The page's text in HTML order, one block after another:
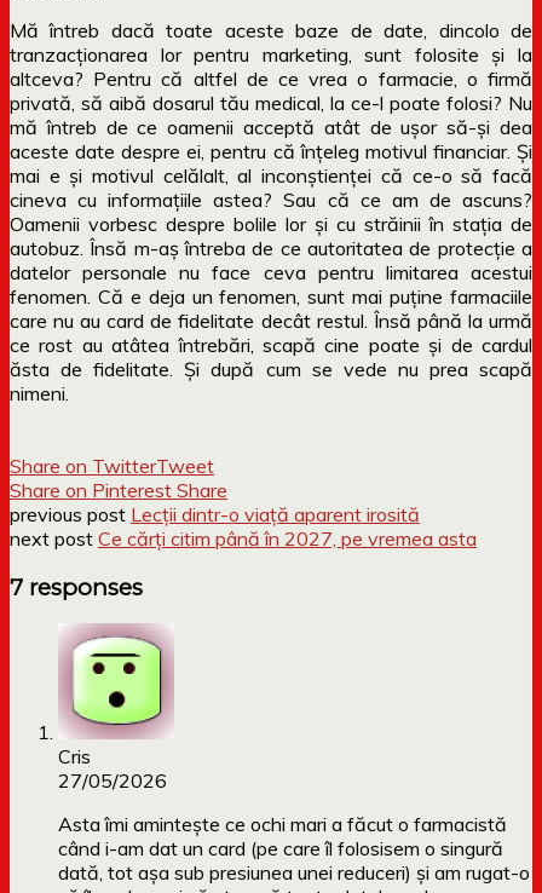
Mă întreb dacă toate aceste baze de date, dincolo de
tranzacționarea lor pentru marketing, sunt folosite și la
altceva? Pentru că altfel de ce vrea o farmacie, o firmă
privată, să aibă dosarul tău medical, la ce-l poate folosi? Nu
mă întreb de ce oamenii acceptă atât de ușor să-și dea
aceste date despre ei, pentru că înțeleg motivul financiar. Și
mai e și motivul celălalt, al inconștienței că ce-o să facă
cineva cu informațiile astea? Sau că ce am de ascuns?
Oamenii vorbesc despre bolile lor și cu străinii în stația de
autobuz. Însă m-aș întreba de ce autoritatea de protecție a
datelor personale nu face ceva pentru limitarea acestui
fenomen. Că e deja un fenomen, sunt mai puține farmaciile
care nu au card de fidelitate decât restul. Însă până la urmă
ce rost au atâtea întrebări, scapă cine poate și de cardul
ăsta de fidelitate. Și după cum se vede nu prea scapă
nimeni.
Share on TwitterTweet
Share on Pinterest Share
previous post Lecții dintr-o viață aparent irosită
next post Ce cărți citim până în 2027, pe vremea asta
7 responses
Cris
27/05/2026
Asta îmi amintește ce ochi mari a făcut o farmacistă
când i-am dat un card (pe care îl folosisem o singură
dată, tot așa sub presiunea unei reduceri) și am rugat-o